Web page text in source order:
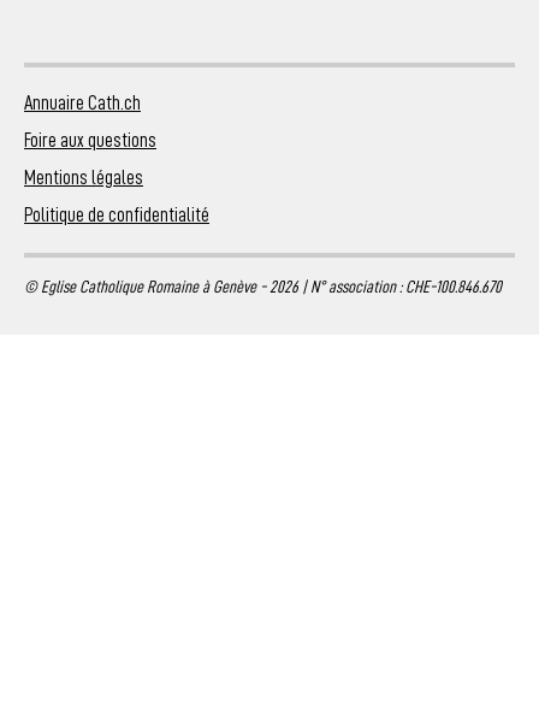
Annuaire Cath.ch
Foire aux questions
Mentions légales
Politique de confidentialité
© Eglise Catholique Romaine à Genève - 2026 | N° association : CHE-100.846.670